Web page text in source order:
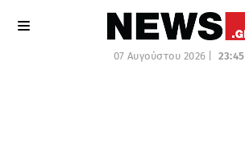
07 Αυγούστου 2026 | 23:45